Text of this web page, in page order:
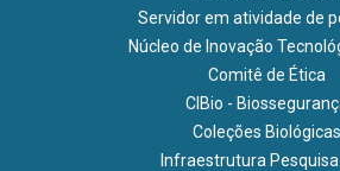
Servidor em atividade de
Núcleo de Inovação
Comitê de Ética
CIBio -
Coleções Biológicas
Infraestrutura Pesquisa